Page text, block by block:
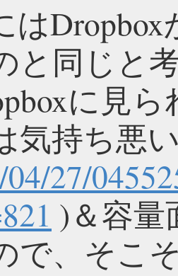
は
と同じと
に見
気持ち悪
27/
)＆容量
で、そこ